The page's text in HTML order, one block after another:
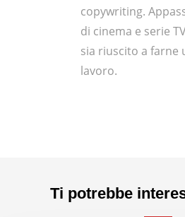
copywriting.
di cinema e serie
sia riuscito a farne
lavoro.
Ti potrebbe